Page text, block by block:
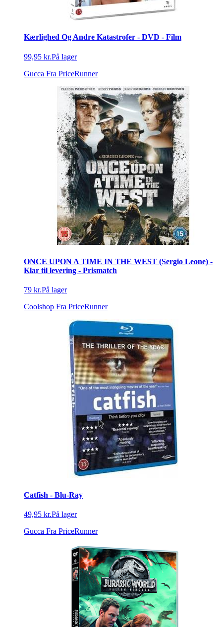
Kærlighed Og Andre Katastrofer - DVD - Film
99,95 kr.På lager
Gucca Fra PriceRunner
ONCE UPON A TIME IN THE WEST (Sergio Leone) -
Klar til levering - Prismatch
79 kr.På lager
Coolshop Fra PriceRunner
Catfish - Blu-Ray
49,95 kr.På lager
Gucca Fra PriceRunner